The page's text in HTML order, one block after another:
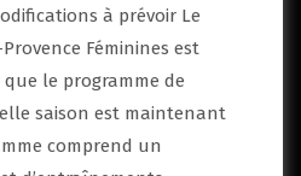
à prévoir Le
Féminines est
le programme de
saison est maintenant
comprend un